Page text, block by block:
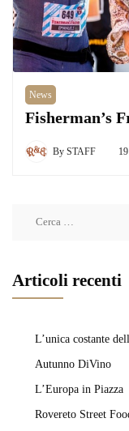
News
Fisherman’s
By STAFF
Articoli recenti
L’unica costante
Autunno DiVino
L’Europa in Piazza
Rovereto Street